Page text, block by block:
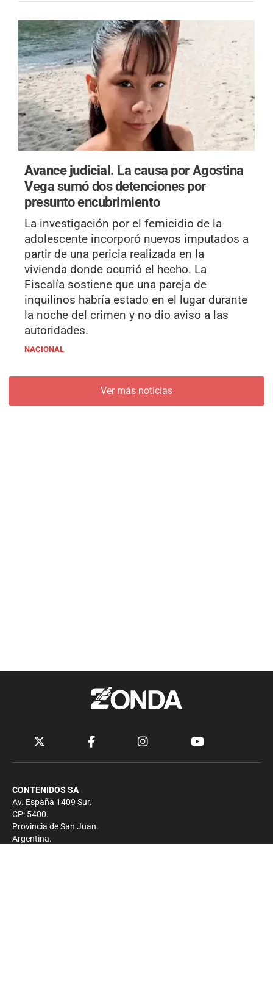
Avance judicial. La causa por Agostina
Vega sumó dos detenciones por
presunto encubrimiento
La investigación por el femicidio de la
adolescente incorporó nuevos imputados a
partir de una pericia realizada en la
vivienda donde ocurrió el hecho. La
Fiscalía sostiene que una pareja de
inquilinos habría estado en el lugar durante
la noche del crimen y no dio aviso a las
autoridades.
NACIONAL
Ver más noticias
CONTENIDOS SA
Av. España 1409 Sur.
CP: 5400.
Provincia de San Juan.
Argentina.